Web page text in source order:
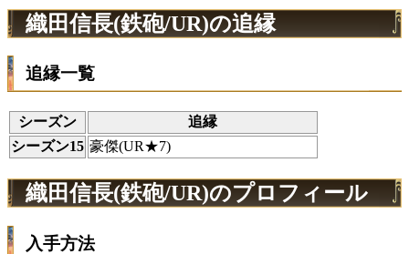
織田信長(鉄砲/UR)の追縁
追縁一覧
シーズン
追縁
シーズン15 豪傑(UR★7)
織田信長(鉄砲/UR)のプロフィール
入手方法